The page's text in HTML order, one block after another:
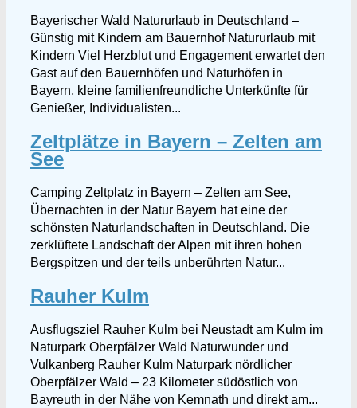
Bayerischer Wald Natururlaub in Deutschland –
Günstig mit Kindern am Bauernhof Natururlaub mit
Kindern Viel Herzblut und Engagement erwartet den
Gast auf den Bauernhöfen und Naturhöfen in
Bayern, kleine familienfreundliche Unterkünfte für
Genießer, Individualisten...
Zeltplätze in Bayern – Zelten am
See
Camping Zeltplatz in Bayern – Zelten am See,
Übernachten in der Natur Bayern hat eine der
schönsten Naturlandschaften in Deutschland. Die
zerklüftete Landschaft der Alpen mit ihren hohen
Bergspitzen und der teils unberührten Natur...
Rauher Kulm
Ausflugsziel Rauher Kulm bei Neustadt am Kulm im
Naturpark Oberpfälzer Wald Naturwunder und
Vulkanberg Rauher Kulm Naturpark nördlicher
Oberpfälzer Wald – 23 Kilometer südöstlich von
Bayreuth in der Nähe von Kemnath und direkt am...